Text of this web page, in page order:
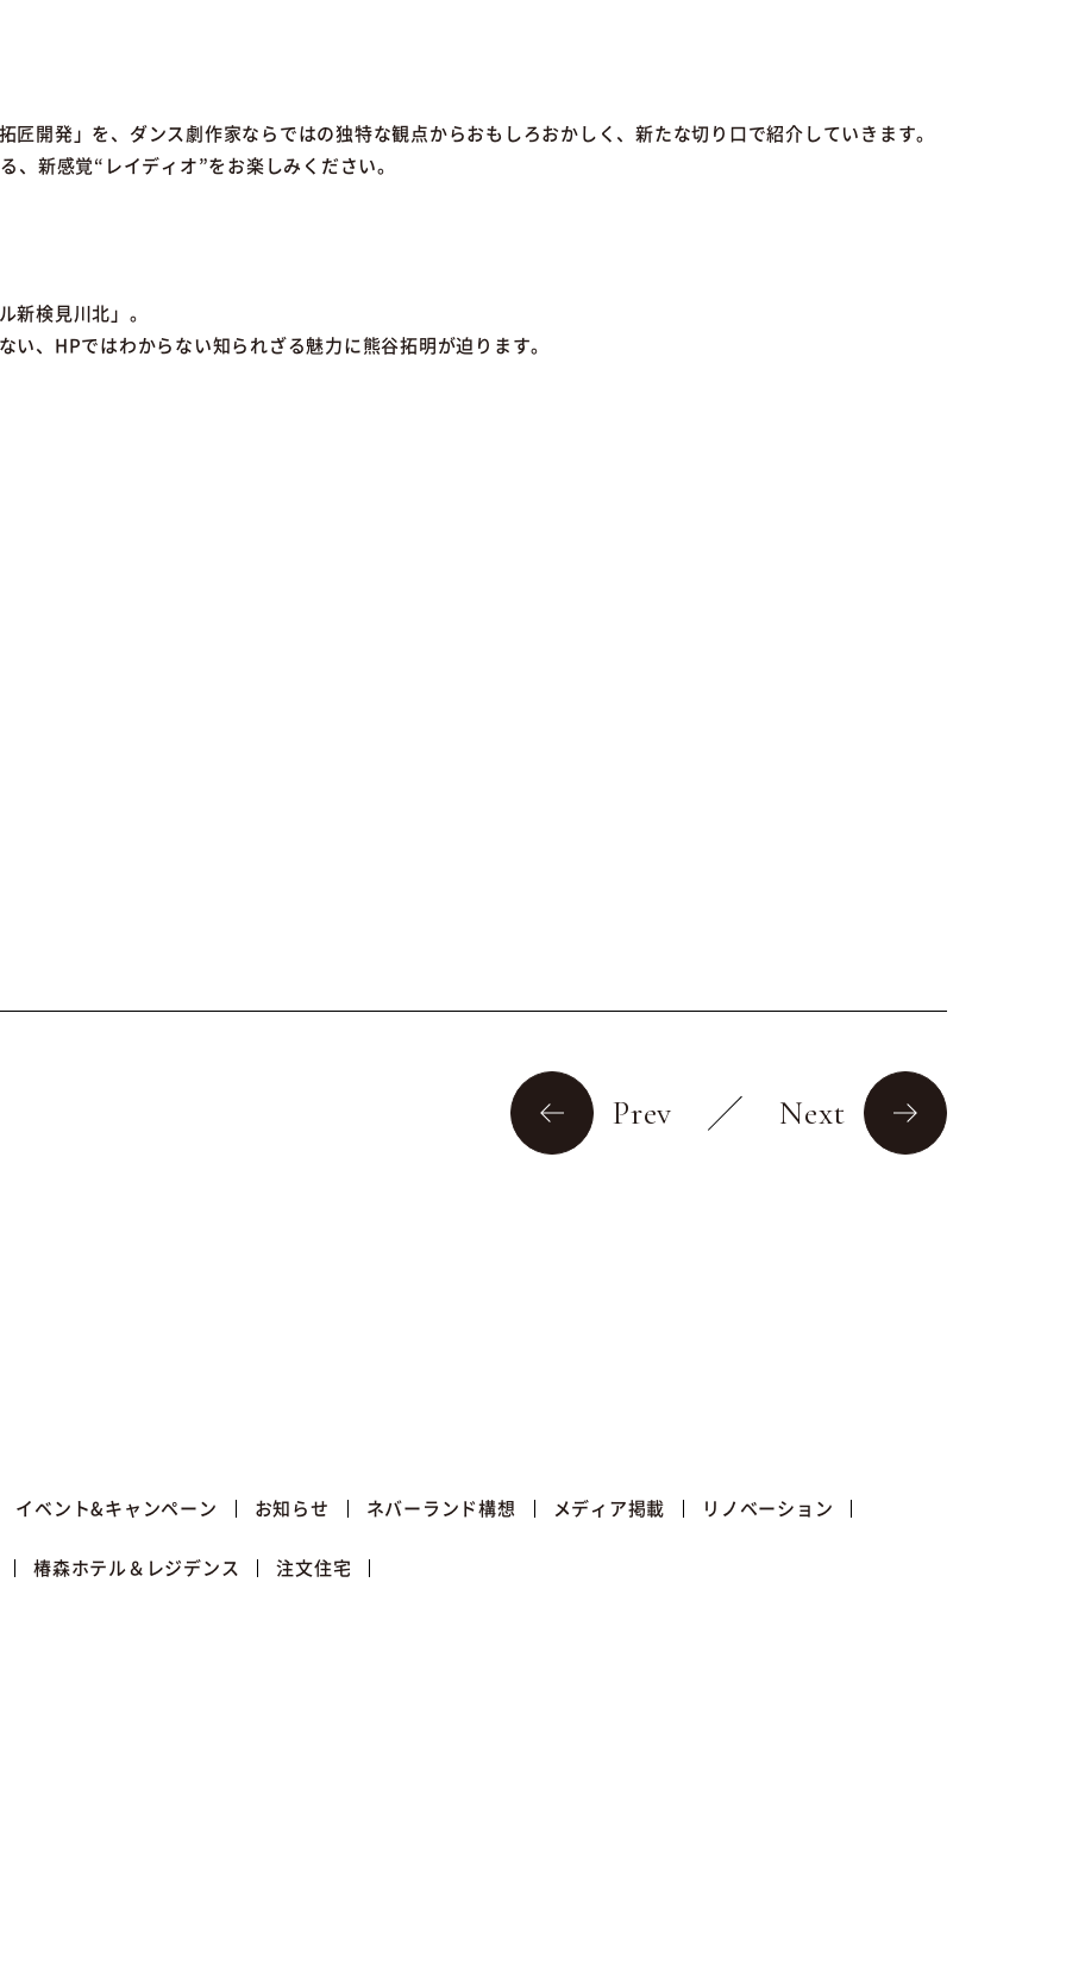
開発」を、ダンス劇作家ならではの独特な観点からおもしろおかしく、新たな切り口で紹介していきます。
新感覚“レイディオ”をお楽しみください。
新検見川北」。
、HPではわからない知られざる魅力に熊谷拓明が迫ります。
Prev Next
イベント&キャンペーン お知らせ ネバーランド構想 メディア掲載 リノベーション
椿森ホテル＆レジデンス 注文住宅